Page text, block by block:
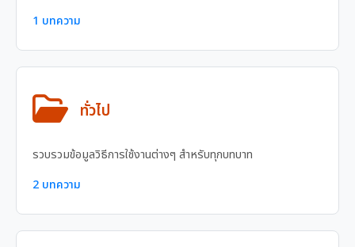
1 บทความ
ทั่วไป
รวบรวมข้อมูลวิธีการใช้งานต่างๆ สำหรับทุกบทบาท
2 บทความ